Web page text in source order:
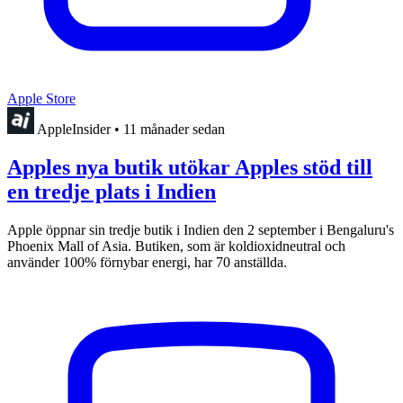
Apple Store
AppleInsider • 11 månader sedan
Apples nya butik utökar Apples stöd till
en tredje plats i Indien
Apple öppnar sin tredje butik i Indien den 2 september i Bengaluru's
Phoenix Mall of Asia. Butiken, som är koldioxidneutral och
använder 100% förnybar energi, har 70 anställda.